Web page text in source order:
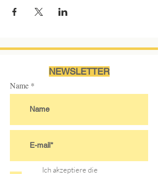
NEWSLETTER
Name
Ich akzeptiere die